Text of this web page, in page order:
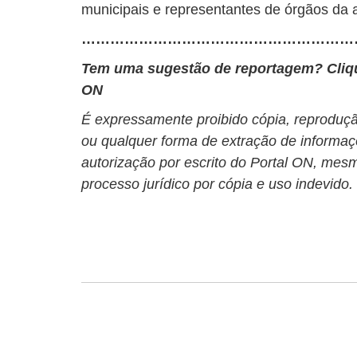
municipais e representantes de órgãos da
Tem uma sugestão de reportagem?
ON
É expressamente proibido cópia,
ou qualquer forma de extração de
autorização por escrito do Portal ON,
processo jurídico por cópia e uso indevido.